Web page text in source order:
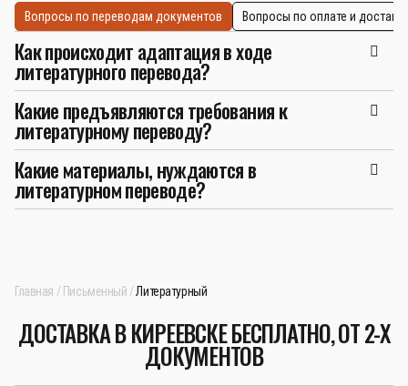
Вопросы по переводам документов Вопросы по оплате и
Как происходит адаптация в ходе
литературного перевода?
Какие предъявляются требования к
литературному переводу?
Какие материалы, нуждаются в
литературном переводе?
Главная Письменный Литературный
ДОСТАВКА В КИРЕЕВСКЕ БЕСПЛАТНО, ОТ 2-Х
ДОКУМЕНТОВ